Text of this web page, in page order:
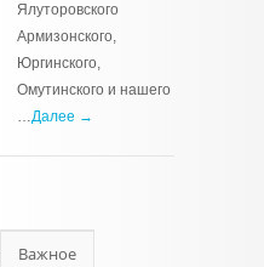
Ялуторовского
Армизонского,
Юргинского,
Омутинского и нашего
…Далее →
Важное